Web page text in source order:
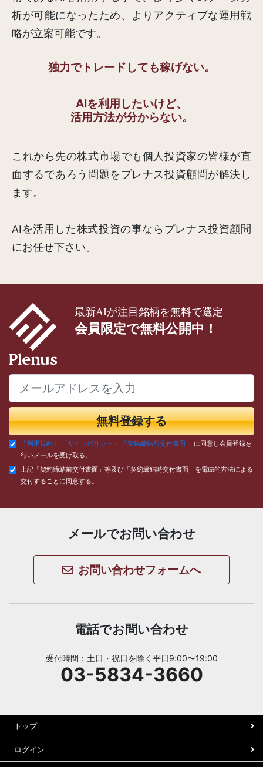
析が可能になったため、よりアクティブな運用戦
略が立案可能です。
独力でトレードしても稼げない。
AIを利用したいけど、
活用方法が分からない。
これから先の株式市場でも個人投資家の皆様が直
面するであろう問題をプレナス投資顧問が解決し
ます。
AIを活用した株式投資の事ならプレナス投資顧問
にお任せ下さい。
最新AIが注目銘柄を無料で選定
会員限定で無料公開中！
無料登録する
「利用規約」 「サイトポリシー」 「契約締結前交付書面」
に同意し会員登録を
行いメールを受け取る。
上記「契約締結前交付書面」等及び「契約締結時交付書面」を電磁的方法による
交付することに同意する。
メールでお問い合わせ
お問い合わせフォームへ
電話でお問い合わせ
受付時間：土日・祝日を除く平日9:00〜19:00
03-5834-3660
トップ
ログイン